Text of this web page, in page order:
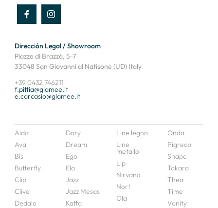
Dirección Legal / Showroom
Piazza di Brazzà, 5-7
33048 San Giovanni al Natisone (UD) Italy
+39 0432 746211
f.pittia@glamee.it
e.carcasio@glamee.it
Aida
Ava
Bis
Butterfly
Clip
Clive
Dedalo
Dory
Dream
Ego
Ela
Jazz
Jazz Mesas
Kaffa
Line legno
Line
metallo
Lip
Nirvana
Nort
Ola
Onda
Pigreco
Shape
Takara
Thea
Time
Vanity